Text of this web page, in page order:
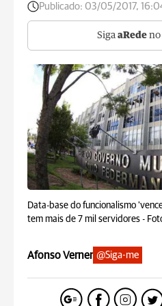
Publicado: 03/05/2017,
Siga aRede no
Data-base do funcionalismo
tem mais de 7 mil servidores -
Afonso Verner @Siga-me